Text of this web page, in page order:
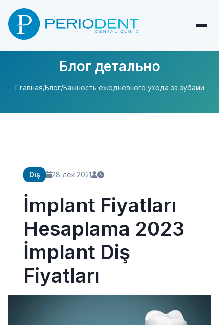
Блог детально
Главная/Блог/Важность ежедневного ухода за зубами
Diş 28 дек 2021
İmplant Fiyatları
Hesaplama 2023
İmplant Diş
Fiyatları